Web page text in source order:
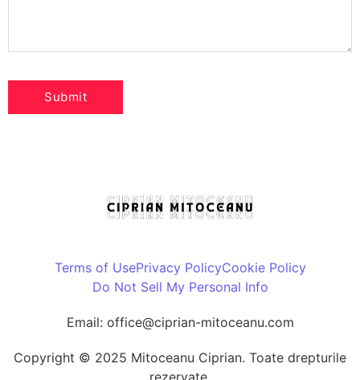
Terms of UsePrivacy PolicyCookie Policy
Do Not Sell My Personal Info
Email: office@ciprian-mitoceanu.com
Copyright © 2025 Mitoceanu Ciprian. Toate drepturile
rezervate.